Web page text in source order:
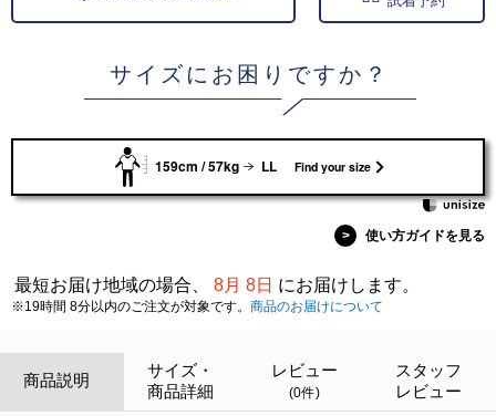
サイズにお困りですか？
159cm / 57kg LL Find your size
> 使い方ガイドを見る
最短お届け地域の場合、 8月 8日 にお届けします。
※19時間 8分以内のご注文が対象です。 商品のお届けについて
商品説明
サイズ・
商品詳細
レビュー
(0件)
スタッフ
レビュー